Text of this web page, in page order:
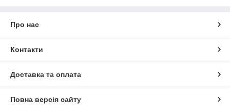
Про нас
Контакти
Доставка та оплата
Повна версія сайту